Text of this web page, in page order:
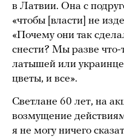
в Латвии. Она с
«чтобы [власти] не
«Почему они так
снести? Мы разве
латышей или
цветы, и все».
Светлане 60 лет, на
возмущение
я не могу ничего